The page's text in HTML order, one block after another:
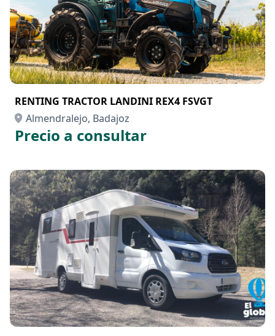
RENTING TRACTOR LANDINI REX4 FSVGT
Almendralejo, Badajoz
Precio a consultar